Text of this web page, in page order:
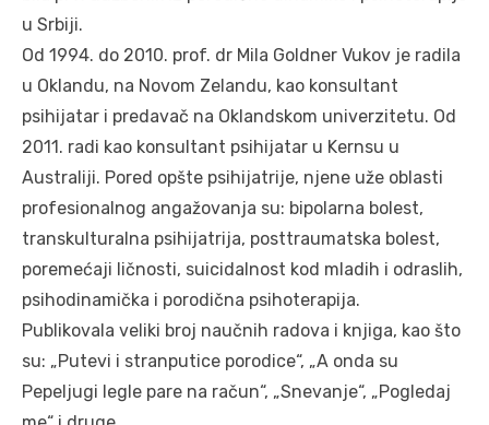
u Srbiji.
Od 1994. do 2010. prof. dr Mila Goldner Vukov je radila
u Oklandu, na Novom Zelandu, kao konsultant
psihijatar i predavač na Oklandskom univerzitetu. Od
2011. radi kao konsultant psihijatar u Kernsu u
Australiji. Pored opšte psihijatrije, njene uže oblasti
profesionalnog angažovanja su: bipolarna bolest,
transkulturalna psihijatrija, posttraumatska bolest,
poremećaji ličnosti, suicidalnost kod mladih i odraslih,
psihodinamička i porodična psihoterapija.
Publikovala veliki broj naučnih radova i knjiga, kao što
su: „Putevi i stranputice porodice“, „A onda su
Pepeljugi legle pare na račun“, „Snevanje“, „Pogledaj